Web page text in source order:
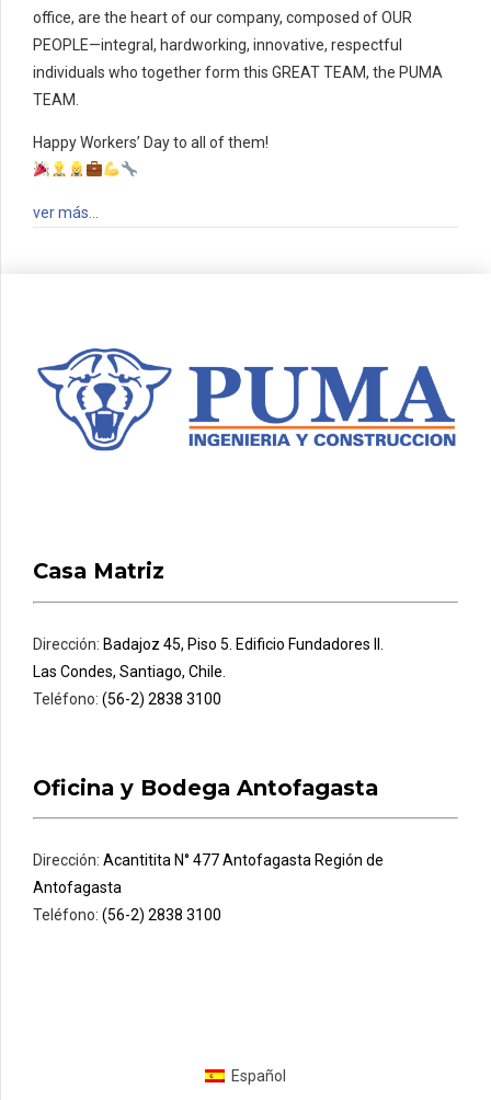
office, are the heart of our company, composed of OUR
PEOPLE—integral, hardworking, innovative, respectful
individuals who together form this GREAT TEAM, the PUMA
TEAM.
Happy Workers’ Day to all of them!
ver más…
Casa Matriz
Dirección: Badajoz 45, Piso 5. Edificio Fundadores II.
Las Condes, Santiago, Chile.
Teléfono: (56-2) 2838 3100
Oficina y Bodega Antofagasta
Dirección: Acantitita N° 477 Antofagasta Región de
Antofagasta
Teléfono: (56-2) 2838 3100
Español